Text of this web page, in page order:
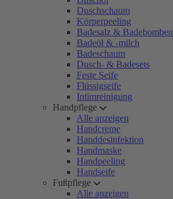
Duschschaum
Körperpeeling
Badesalz & Badebomben
Badeöl & -milch
Badeschaum
Dusch- & Badesets
Feste Seife
Flüssigseife
Intimreinigung
Handpflege
Alle anzeigen
Handcreme
Handdesinfektion
Handmaske
Handpeeling
Handseife
Fußpflege
Alle anzeigen